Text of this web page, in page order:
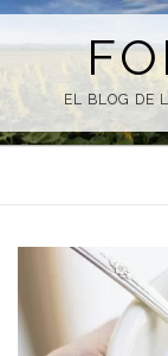
Skip
EL BLOG DE